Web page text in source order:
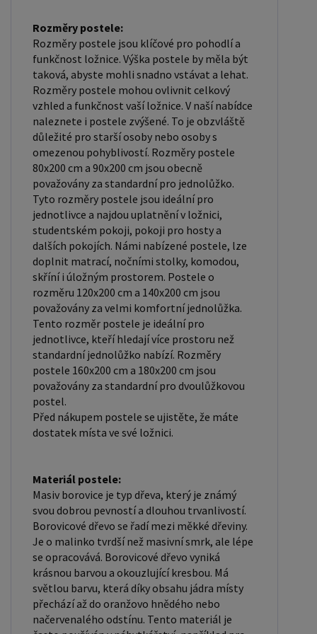
dělí podle materiálu výroby na matrace z PUR
pěny, matrace z HR pěny, matrace z líné pěny,
pružinové matrace, taštičkové matrace, latexové
matrace, lamelové matrace, sendvičové matrace,
antibakteriální matrace. Matrace mohou být
měkké, středně tvrdé (H2, H3), tvrdé nebo velmi
tvrdé (H4). Tvrdost matrace je důležitý faktor,
který ovlivňuje pohodlí a podporu, kterou matrace
poskytuje. Při výběru matrace je důležité zvážit
několik faktorů, včetně vaší preferované polohy
spánku, vaší tělesné hmotnosti a jakékoliv
zdravotní problémy, které můžete mít. Laťkový
rošt ZDARMA: Laťkový rošt je ideální volbou pro ty,
kteří hledají kvalitní, pohodlný a cenově dostupný
podklad pod matraci. Laťkový rošt se skládá z
dřevěných lišt, které jsou spojeny textilií. Rošt
poskytuje dobrou podporu těla, cirkulaci vzduchu a
odvádění vlhkosti. Rošt postele je tvořen 12
příčkami, které jsou spojeny textilií, příčky roštu
jsou z masivu borovice. Mezery mezi příčkami jsou
cca 11 cm. Zpracování - lakovaná postel: Lakované
postele jsou oblíbené pro svůj elegantní vzhled a
odolnost. Lakovaný povrch je hladký, snadno se
Máte zájem o velkoobchodní spolupráci? Nebo
chcete získat zajímavou cenovou nabídku na větší
množství našich produktů? Obchodníkům a
firmám, nabízíme možnost nákupu na
velkoobchodní ceny. Zašlete poptávku na
ondera@seznam.cz, velice rádi se Vám budeme
věnovat. Popřípadě se zaregistrujte se ( "
UŽIVATEL " - v horní liště ), vyplníte osobní údaje a
Rozměry postele:
Rozměry postele jsou klíčové pro pohodlí a
funkčnost ložnice. Výška postele by měla být
taková, abyste mohli snadno vstávat a lehat.
Rozměry postele mohou ovlivnit celkový
vzhled a funkčnost vaší ložnice. V naší nabídce
naleznete i postele zvýšené. To je obzvláště
důležité pro starší osoby nebo osoby s
omezenou pohyblivostí. Rozměry postele
80x200 cm a 90x200 cm jsou obecně
považovány za standardní pro jednolůžko.
Tyto rozměry postele jsou ideální pro
jednotlivce a najdou uplatnění v ložnici,
studentském pokoji, pokoji pro hosty a
dalších pokojích. Námi nabízené postele, lze
doplnit matrací, nočními stolky, komodou,
skříní i úložným prostorem. Postele o
rozměru 120x200 cm a 140x200 cm jsou
považovány za velmi komfortní jednolůžka.
Tento rozměr postele je ideální pro
jednotlivce, kteří hledají více prostoru než
standardní jednolůžko nabízí. Rozměry
postele 160x200 cm a 180x200 cm jsou
považovány za standardní pro dvoulůžkovou
postel.
Před nákupem postele se ujistěte, že máte
dostatek místa ve své ložnici.
Materiál postele:
Masiv borovice je typ dřeva, který je známý
svou dobrou pevností a dlouhou trvanlivostí.
Borovicové dřevo se řadí mezi měkké dřeviny.
Je o malinko tvrdší než masivní smrk, ale lépe
se opracovává. Borovicové dřevo vyniká
krásnou barvou a okouzlující kresbou. Má
světlou barvu, která díky obsahu jádra místy
přechází až do oranžovo hnědého nebo
načervenalého odstínu. Tento materiál je